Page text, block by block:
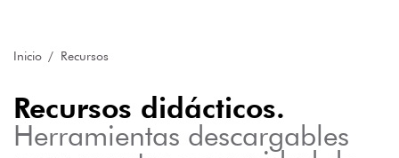
Inicio Recursos
Recursos didácticos.
Herramientas descargables